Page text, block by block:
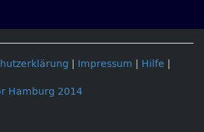
Impressum Hilfe
Hamburg 2014